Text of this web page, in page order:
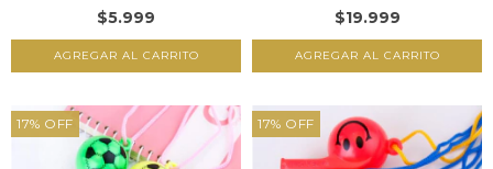
$5.999 $19.999
17% OFF 17% OFF